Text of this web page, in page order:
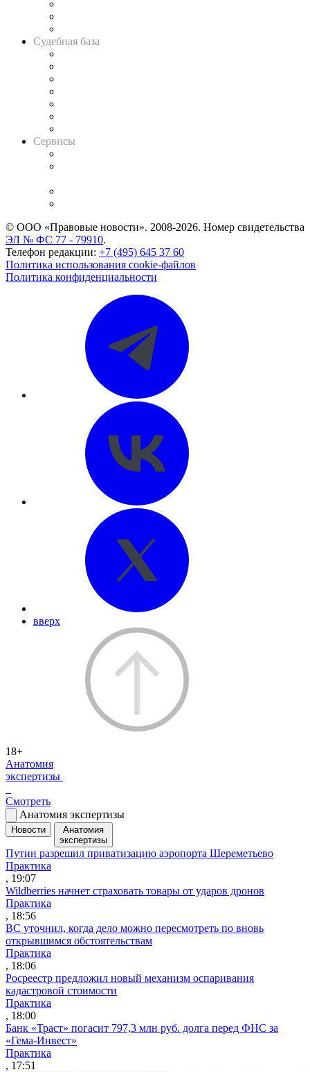
Судебная база
Сервисы
© ООО «Правовые новости». 2008-2026. Номер свидетельства
ЭЛ № ФС 77 - 79910.
Телефон редакции: +7 (495) 645 37 60
Политика использования cookie-файлов
Политика конфиденциальности
вверх
18+
Анатомия
экспертизы
Смотреть
Анатомия экспертизы
Новости
Анатомия
экспертизы
Путин разрешил приватизацию аэропорта Шереметьево
Практика
, 19:07
Wildberries начнет страховать товары от ударов дронов
Практика
, 18:56
ВС уточнил, когда дело можно пересмотреть по вновь
открывшимся обстоятельствам
Практика
, 18:06
Росреестр предложил новый механизм оспаривания
кадастровой стоимости
Практика
, 18:00
Банк «Траст» погасит 797,3 млн руб. долга перед ФНС за
«Гема-Инвест»
Практика
, 17:51